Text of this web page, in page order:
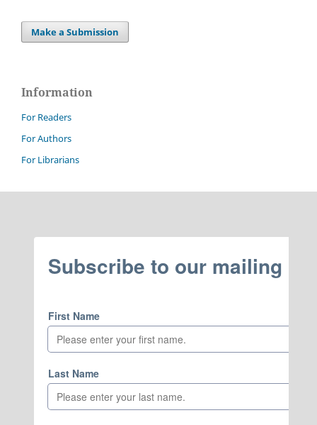
Make a Submission
Information
For Readers
For Authors
For Librarians